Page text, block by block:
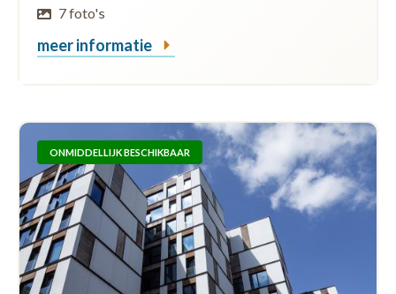
7 foto's
meer informatie
ONMIDDELLIJK BESCHIKBAAR